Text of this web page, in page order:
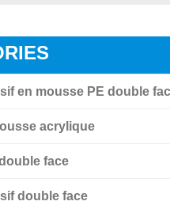
en mousse PE double
acrylique
acrylique
acrylique à haute
face
transparent double face
double face